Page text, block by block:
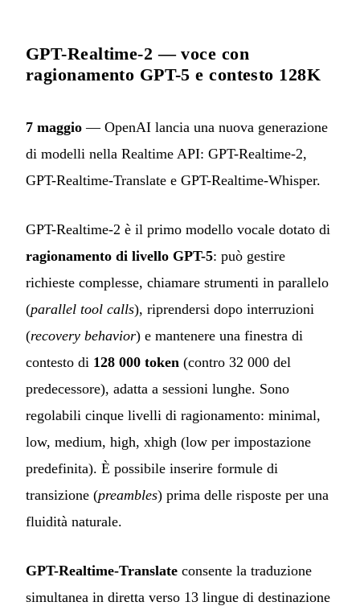
GPT-Realtime-2 — voce con
ragionamento GPT-5 e contesto 128K
7 maggio — OpenAI lancia una nuova generazione
di modelli nella Realtime API: GPT-Realtime-2,
GPT-Realtime-Translate e GPT-Realtime-Whisper.
GPT-Realtime-2 è il primo modello vocale dotato di
ragionamento di livello GPT-5: può gestire
richieste complesse, chiamare strumenti in parallelo
(parallel tool calls), riprendersi dopo interruzioni
(recovery behavior) e mantenere una finestra di
contesto di 128 000 token (contro 32 000 del
predecessore), adatta a sessioni lunghe. Sono
regolabili cinque livelli di ragionamento: minimal,
low, medium, high, xhigh (low per impostazione
predefinita). È possibile inserire formule di
transizione (preambles) prima delle risposte per una
fluidità naturale.
GPT-Realtime-Translate consente la traduzione
simultanea in diretta verso 13 lingue di destinazione